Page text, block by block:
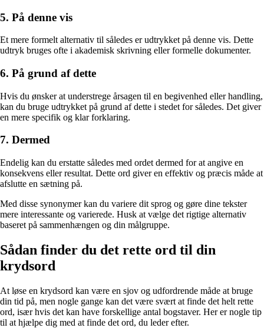
5. På denne vis
Et mere formelt alternativ til således er udtrykket på denne vis. Dette
udtryk bruges ofte i akademisk skrivning eller formelle dokumenter.
6. På grund af dette
Hvis du ønsker at understrege årsagen til en begivenhed eller handling,
kan du bruge udtrykket på grund af dette i stedet for således. Det giver
en mere specifik og klar forklaring.
7. Dermed
Endelig kan du erstatte således med ordet dermed for at angive en
konsekvens eller resultat. Dette ord giver en effektiv og præcis måde at
afslutte en sætning på.
Med disse synonymer kan du variere dit sprog og gøre dine tekster
mere interessante og varierede. Husk at vælge det rigtige alternativ
baseret på sammenhængen og din målgruppe.
Sådan finder du det rette ord til din
krydsord
At løse en krydsord kan være en sjov og udfordrende måde at bruge
din tid på, men nogle gange kan det være svært at finde det helt rette
ord, især hvis det kan have forskellige antal bogstaver. Her er nogle tip
til at hjælpe dig med at finde det ord, du leder efter.